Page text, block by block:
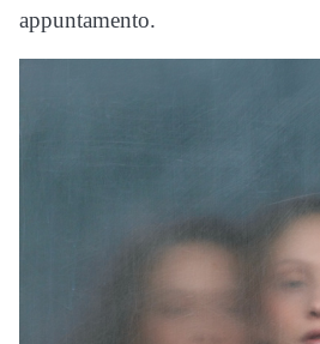
appuntamento.